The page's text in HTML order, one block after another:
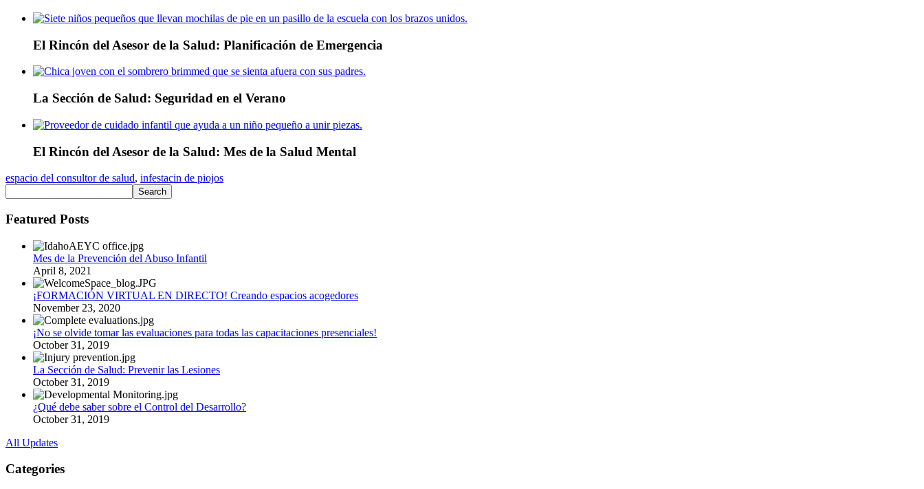
El Rincón del Asesor de la Salud: Planificación de Emergencia
La Sección de Salud: Seguridad en el Verano
El Rincón del Asesor de la Salud: Mes de la Salud Mental
espacio del consultor de salud, infestacin de piojos
Featured Posts
Mes de la Prevención del Abuso Infantil
April 8, 2021
¡FORMACIÓN VIRTUAL EN DIRECTO! Creando espacios acogedores
November 23, 2020
¡No se olvide tomar las evaluaciones para todas las capacitaciones presenciales!
October 31, 2019
La Sección de Salud: Prevenir las Lesiones
October 31, 2019
¿Qué debe saber sobre el Control del Desarrollo?
October 31, 2019
All Updates
Categories